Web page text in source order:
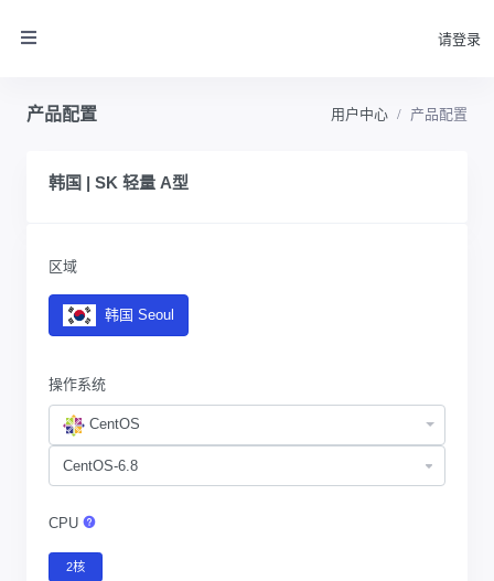
请登录
产品配置 用户中心 产品配置
韩国 | SK 轻量 A型
区域
韩国 Seoul
操作系统
CentOS
CPU
2核